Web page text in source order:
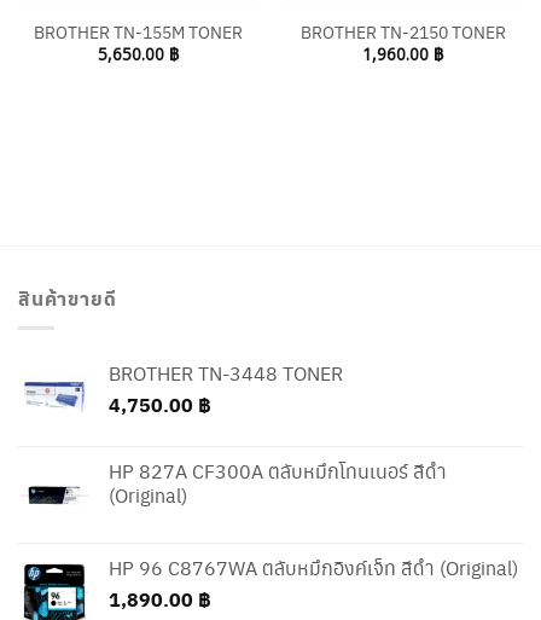
BROTHER TN-155M TONER
5,650.00 ฿
BROTHER TN-2150 TONER
1,960.00 ฿
สินค้าขายดี
BROTHER TN-3448 TONER
4,750.00 ฿
HP 827A CF300A ตลับหมึกโทนเนอร์ สีดำ
(Original)
HP 96 C8767WA ตลับหมึกอิงค์เจ็ท สีดำ (Original)
1,890.00 ฿